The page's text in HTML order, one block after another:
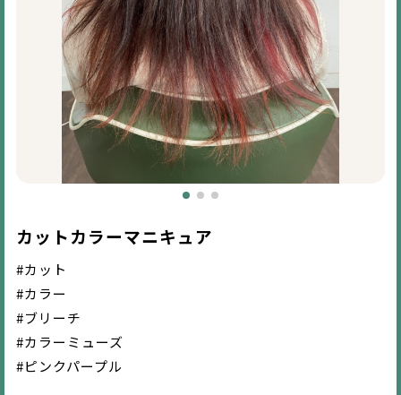
カットカラーマニキュア
#カット
#カラー
#ブリーチ
#カラーミューズ
#ピンクパープル